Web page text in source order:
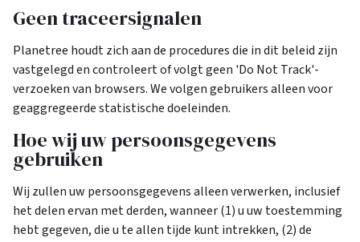
Geen traceersignalen
Planetree houdt zich aan de procedures die in dit beleid zijn
vastgelegd en controleert of volgt geen 'Do Not Track'-
verzoeken van browsers. We volgen gebruikers alleen voor
geaggregeerde statistische doeleinden.
Hoe wij uw persoonsgegevens
gebruiken
Wij zullen uw persoonsgegevens alleen verwerken, inclusief
het delen ervan met derden, wanneer (1) u uw toestemming
hebt gegeven, die u te allen tijde kunt intrekken, (2) de